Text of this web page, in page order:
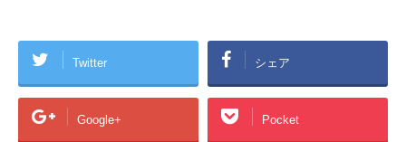
Twitter シェア
Google+ Pocket